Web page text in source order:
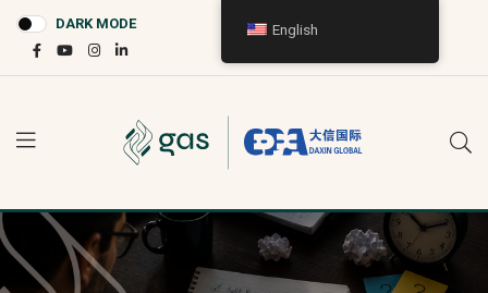
DARK MODE English